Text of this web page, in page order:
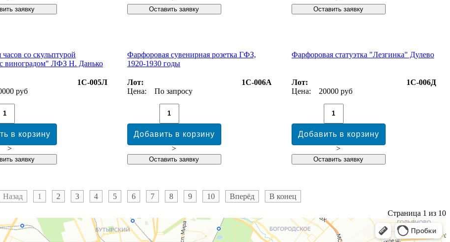
со скульптурой
виноградом" ЛФЗ Н. Данько
1С-005Л
руб
>
Фарфоровая сувенирная розетка ГФЗ,
1920-1930 годы
Лот:
1С-006А
Цена:
По запросу
>
Фарфоровая статуэтка "Лезгинка" Дулево
Лот:
1С-006Д
Цена:
20000 руб
>
Назад 1 2 3 4 5 6 7 8 9 10 Вперёд
В конец
Страница 1 из 10